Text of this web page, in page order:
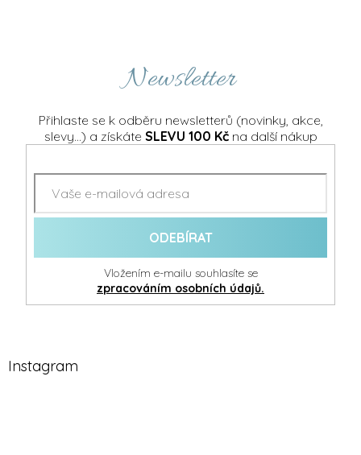
Newsletter
Přihlaste se k odběru newsletterů (novinky, akce,
slevy...) a získáte SLEVU 100 Kčna další nákup
ODEBÍRAT
Vložením e-mailu souhlasíte se
zpracováním osobních údajů.
Instagram